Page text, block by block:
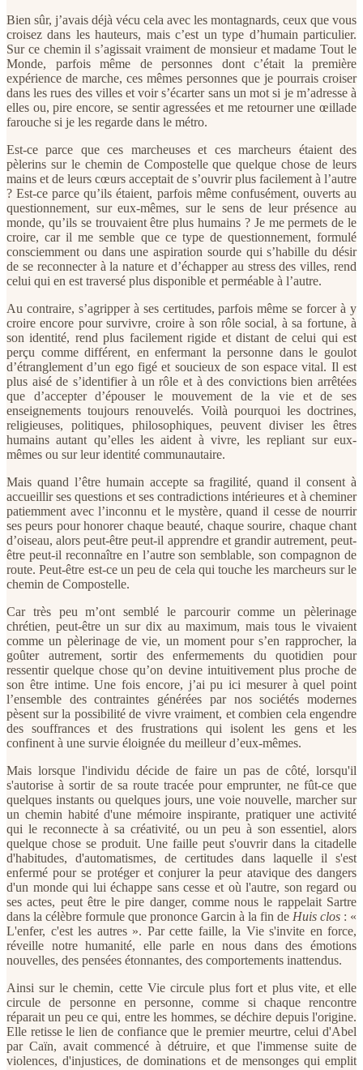
Bien sûr, j’avais déjà vécu cela avec les montagnards, ceux que vous
croisez dans les hauteurs, mais c’est un type d’humain particulier.
Sur ce chemin il s’agissait vraiment de monsieur et madame Tout le
Monde, parfois même de personnes dont c’était la première
expérience de marche, ces mêmes personnes que je pourrais croiser
dans les rues des villes et voir s’écarter sans un mot si je m’adresse à
elles ou, pire encore, se sentir agressées et me retourner une œillade
farouche si je les regarde dans le métro.
Est-ce parce que ces marcheuses et ces marcheurs étaient des
pèlerins sur le chemin de Compostelle que quelque chose de leurs
mains et de leurs cœurs acceptait de s’ouvrir plus facilement à l’autre
? Est-ce parce qu’ils étaient, parfois même confusément, ouverts au
questionnement, sur eux-mêmes, sur le sens de leur présence au
monde, qu’ils se trouvaient être plus humains ? Je me permets de le
croire, car il me semble que ce type de questionnement, formulé
consciemment ou dans une aspiration sourde qui s’habille du désir
de se reconnecter à la nature et d’échapper au stress des villes, rend
celui qui en est traversé plus disponible et perméable à l’autre.
Au contraire, s’agripper à ses certitudes, parfois même se forcer à y
croire encore pour survivre, croire à son rôle social, à sa fortune, à
son identité, rend plus facilement rigide et distant de celui qui est
perçu comme différent, en enfermant la personne dans le goulot
d’étranglement d’un ego figé et soucieux de son espace vital. Il est
plus aisé de s’identifier à un rôle et à des convictions bien arrêtées
que d’accepter d’épouser le mouvement de la vie et de ses
enseignements toujours renouvelés. Voilà pourquoi les doctrines,
religieuses, politiques, philosophiques, peuvent diviser les êtres
humains autant qu’elles les aident à vivre, les repliant sur eux-
mêmes ou sur leur identité communautaire.
Mais quand l’être humain accepte sa fragilité, quand il consent à
accueillir ses questions et ses contradictions intérieures et à cheminer
patiemment avec l’inconnu et le mystère, quand il cesse de nourrir
ses peurs pour honorer chaque beauté, chaque sourire, chaque chant
d’oiseau, alors peut-être peut-il apprendre et grandir autrement, peut-
être peut-il reconnaître en l’autre son semblable, son compagnon de
route. Peut-être est-ce un peu de cela qui touche les marcheurs sur le
chemin de Compostelle.
Car très peu m’ont semblé le parcourir comme un pèlerinage
chrétien, peut-être un sur dix au maximum, mais tous le vivaient
comme un pèlerinage de vie, un moment pour s’en rapprocher, la
goûter autrement, sortir des enfermements du quotidien pour
ressentir quelque chose qu’on devine intuitivement plus proche de
son être intime. Une fois encore, j’ai pu ici mesurer à quel point
l’ensemble des contraintes générées par nos sociétés modernes
pèsent sur la possibilité de vivre vraiment, et combien cela engendre
des souffrances et des frustrations qui isolent les gens et les
confinent à une survie éloignée du meilleur d’eux-mêmes.
Mais lorsque l'individu décide de faire un pas de côté, lorsqu'il
s'autorise à sortir de sa route tracée pour emprunter, ne fût-ce que
quelques instants ou quelques jours, une voie nouvelle, marcher sur
un chemin habité d'une mémoire inspirante, pratiquer une activité
qui le reconnecte à sa créativité, ou un peu à son essentiel, alors
quelque chose se produit. Une faille peut s'ouvrir dans la citadelle
d'habitudes, d'automatismes, de certitudes dans laquelle il s'est
enfermé pour se protéger et conjurer la peur atavique des dangers
d'un monde qui lui échappe sans cesse et où l'autre, son regard ou
ses actes, peut être le pire danger, comme nous le rappelait Sartre
dans la célèbre formule que prononce Garcin à la fin de Huis clos : «
L'enfer, c'est les autres ». Par cette faille, la Vie s'invite en force,
réveille notre humanité, elle parle en nous dans des émotions
nouvelles, des pensées étonnantes, des comportements inattendus.
Ainsi sur le chemin, cette Vie circule plus fort et plus vite, et elle
circule de personne en personne, comme si chaque rencontre
réparait un peu ce qui, entre les hommes, se déchire depuis l'origine.
Elle retisse le lien de confiance que le premier meurtre, celui d'Abel
par Caïn, avait commencé à détruire, et que l'immense suite de
violences, d'injustices, de dominations et de mensonges qui emplit